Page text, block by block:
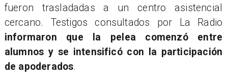
fueron trasladadas a un centro asistencial
cercano. Testigos consultados por La Radio
informaron que la pelea comenzó entre
alumnos y se intensificó con la participación
de apoderados.